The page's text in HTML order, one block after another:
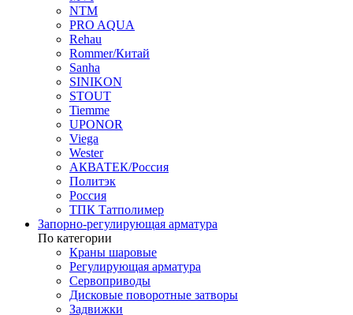
NTM
PRO AQUA
Rehau
Rommer/Китай
Sanha
SINIKON
STOUT
Tiemme
UPONOR
Viega
Wester
АКВАТЕК/Россия
Политэк
Россия
ТПК Татполимер
Запорно-регулирующая арматура
По категории
Краны шаровые
Регулирующая арматура
Сервоприводы
Дисковые поворотные затворы
Задвижки